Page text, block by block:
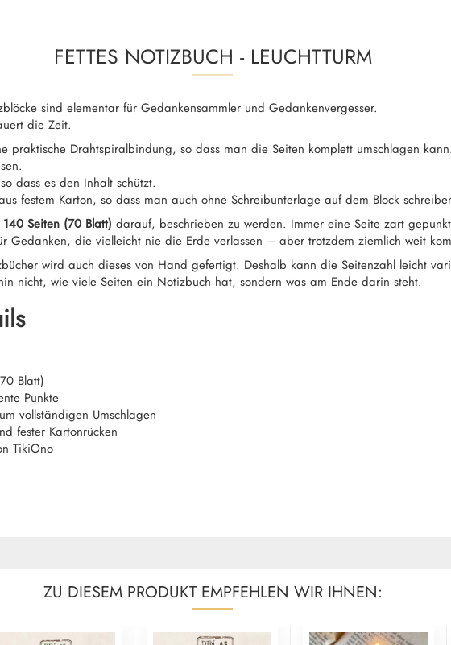
FETTES NOTIZBUCH - LEUCHTTURM
sind elementar für Gedankensammler und Gedankenvergesser.
die Zeit.
praktische Drahtspiralbindung, so dass man die Seiten komplett umschlagen
dass es den Inhalt schützt.
festem Karton, so dass man auch ohne Schreibunterlage auf dem Block
Seiten (70 Blatt) darauf, beschrieben zu werden. Immer eine Seite zart
Gedanken, die vielleicht nie die Erde verlassen – aber trotzdem ziemlich weit
wird auch dieses von Hand gefertigt. Deshalb kann die Seitenzahl leicht
nicht, wie viele Seiten ein Notizbuch hat, sondern was am Ende darin steht.
Blatt)
Punkte
vollständigen Umschlagen
fester Kartonrücken
TikiOno
ZU DIESEM PRODUKT EMPFEHLEN WIR IHNEN: